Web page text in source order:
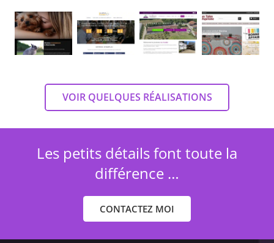
VOIR QUELQUES RÉALISATIONS
Les petits détails font toute la
différence …
CONTACTEZ MOI